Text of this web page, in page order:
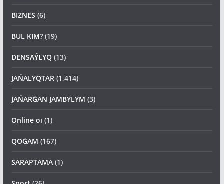
BUL KIM? (19)
DENSAÝLYQ (13)
JAŃALYQTAR (1,414)
JAŃARǴAN JAMBYLYM
Online oı (1)
(167)
SARAPTAMA (1)